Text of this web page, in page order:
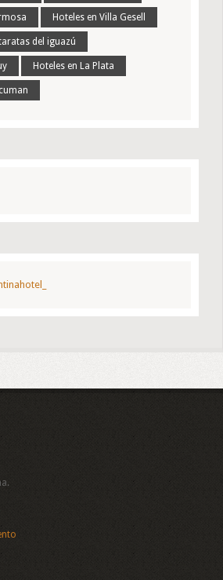
Hoteles en Villa Gesell
del iguazú
Hoteles en La Plata